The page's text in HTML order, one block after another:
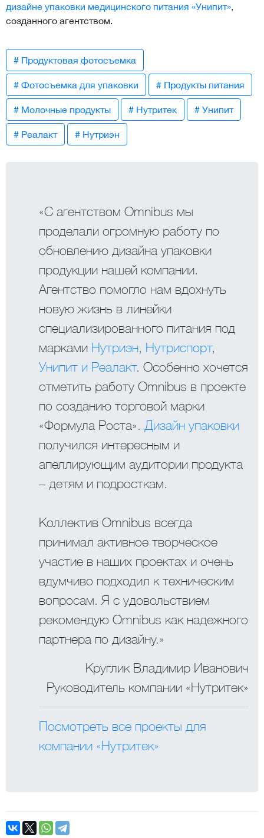
дизайне упаковки медицинского питания «Унипит»
созданного агентством.
# Продуктовая фотосъемка
# Фотосъемка для упаковки # Продукты питания
# Молочные продукты # Нутритек # Унипит
# Реалакт # Нутриэн
«С агентством Omnibus мы
проделали огромную работу по
обновлению дизайна упаковки
продукции нашей компании.
Агентство помогло нам вдохнуть
новую жизнь в линейки
специализированного питания под
марками Нутриэн, Нутриспорт,
Унипит и Реалакт. Особенно хочется
отметить работу Omnibus в проекте
по созданию торговой марки
«Формула Роста». Дизайн упаковки
получился интересным и
апеллирующим аудитории продукта
– детям и подросткам.
Коллектив Omnibus всегда
принимал активное творческое
участие в наших проектах и очень
вдумчиво подходил к техническим
вопросам. Я с удовольствием
рекомендую Omnibus как надежного
партнера по дизайну.»
Круглик Владимир Иванович
Руководитель компании «Нутритек»
Посмотреть все проекты для
компании «Нутритек»